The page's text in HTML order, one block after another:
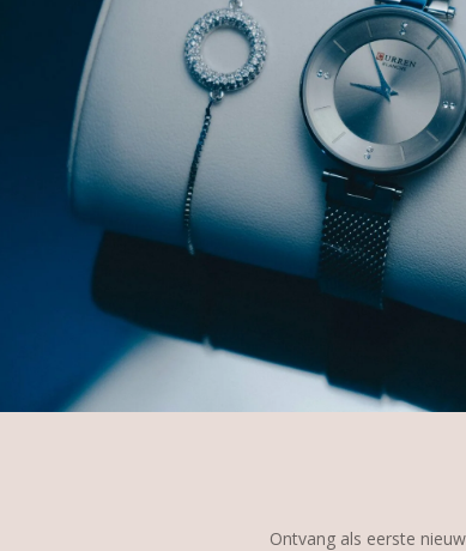
Ontvang als eerste